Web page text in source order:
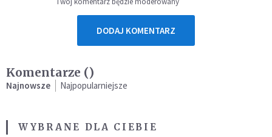
DODAJ KOMENTARZ
Komentarze ()
Najnowsze Najpopularniejsze
WYBRANE DLA CIEBIE